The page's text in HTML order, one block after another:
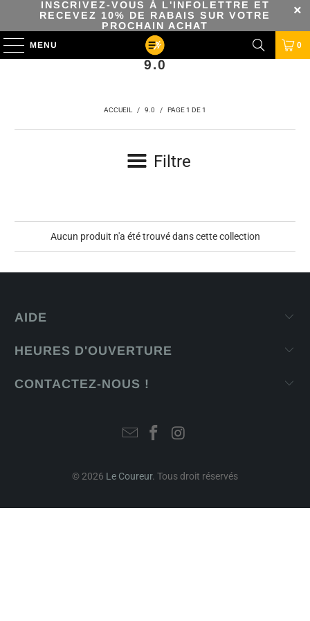
INSCRIVEZ-VOUS À L'INFOLETTRE ET
RECEVEZ 10% DE RABAIS SUR VOTRE
PROCHAIN ACHAT
MENU 0
9.0
ACCUEIL / 9.0 / PAGE 1 DE 1
Filtre
Aucun produit n'a été trouvé dans cette collection
AIDE
HEURES D'OUVERTURE
CONTACTEZ-NOUS !
© 2026 Le Coureur. Tous droit réservés